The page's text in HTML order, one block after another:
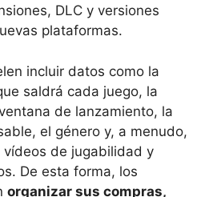
DLC y versiones
plataformas.
incluir datos como la
saldrá cada juego, la
de lanzamiento, la
el género y, a menudo,
vídeos de jugabilidad y
De esta forma, los
organizar sus compras,